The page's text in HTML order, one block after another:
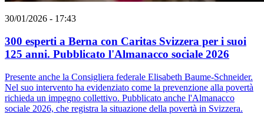
30/01/2026 - 17:43
300 esperti a Berna con Caritas Svizzera per i suoi
125 anni. Pubblicato l'Almanacco sociale 2026
Presente anche la Consigliera federale Elisabeth Baume-Schneider.
Nel suo intervento ha evidenziato come la prevenzione alla povertà
richieda un impegno collettivo. Pubblicato anche l'Almanacco
sociale 2026, che registra la situazione della povertà in Svizzera.